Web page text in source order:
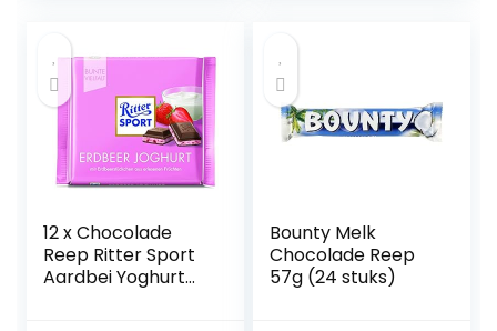
12 x Chocolade
Reep Ritter Sport
Aardbei Yoghurt
Bounty Melk
Chocolade Reep
57g (24 stuks)